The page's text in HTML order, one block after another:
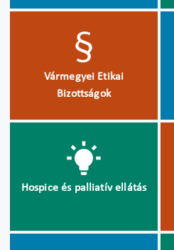
Vármegyei Etikai
Bizottságok
Hospice és palliatív ellátás